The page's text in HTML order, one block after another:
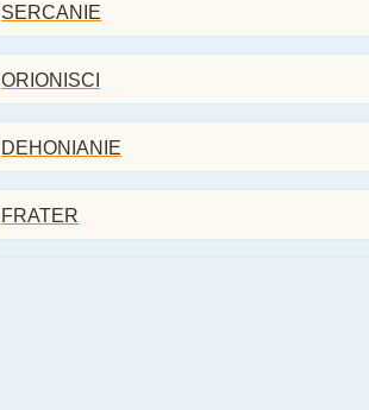
SERCANIE
ORIONISCI
DEHONIANIE
FRATER